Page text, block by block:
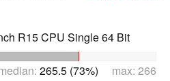
R15 CPU Single 64 Bit
265.5 (73%) max: 266